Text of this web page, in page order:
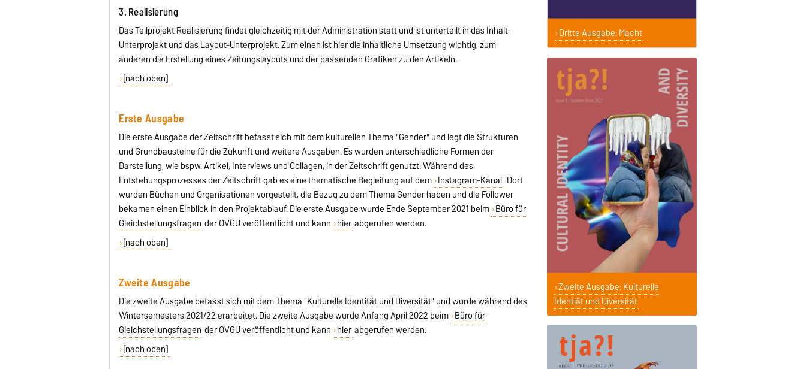
3. Realisierung
Das Teilprojekt Realisierung findet gleichzeitig mit der Administration statt und ist unterteilt in das Inhalt-
Unterprojekt und das Layout-Unterprojekt. Zum einen ist hier die inhaltliche Umsetzung wichtig, zum
anderen die Erstellung eines Zeitungslayouts und der passenden Grafiken zu den Artikeln.
[nach oben]
Erste Ausgabe
Die erste Ausgabe der Zeitschrift befasst sich mit dem kulturellen Thema "Gender" und legt die Strukturen
und Grundbausteine für die Zukunft und weitere Ausgaben. Es wurden unterschiedliche Formen der
Darstellung, wie bspw. Artikel, Interviews und Collagen, in der Zeitschrift genutzt. Während des
Entstehungsprozesses der Zeitschrift gab es eine thematische Begleitung auf dem Instagram-Kanal. Dort
wurden Büchen und Organisationen vorgestellt, die Bezug zu dem Thema Gender haben und die Follower
bekamen einen Einblick in den Projektablauf. Die erste Ausgabe wurde Ende September 2021 beim Büro für
Gleichstellungsfragen der OVGU veröffentlicht und kann hier abgerufen werden.
[nach oben]
Zweite Ausgabe
Die zweite Ausgabe befasst sich mit dem Thema "Kulturelle Identität und Diversität" und wurde während des
Wintersemesters 2021/22 erarbeitet. Die zweite Ausgabe wurde Anfang April 2022 beim Büro für
Gleichstellungsfragen der OVGU veröffentlicht und kann hier abgerufen werden.
[nach oben]
Zweite Ausgabe: Kulturelle
Identiät und Diversität
Dritte Ausgabe: Macht